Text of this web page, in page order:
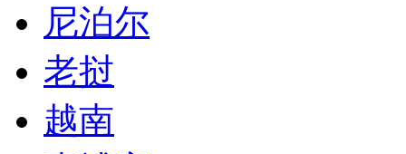
印度尼西亚
菲律宾
马来西亚